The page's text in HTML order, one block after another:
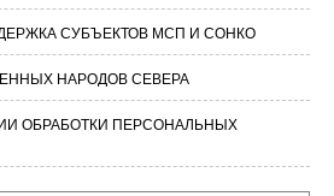
СУБЪЕКТОВ МСП И СОНКО
НАРОДОВ СЕВЕРА
ОБРАБОТКИ ПЕРСОНАЛЬНЫХ